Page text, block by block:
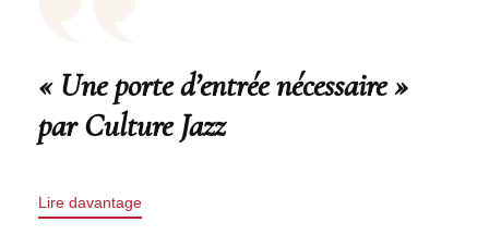
« Une porte d’entrée nécessaire »
par Culture Jazz
Lire davantage